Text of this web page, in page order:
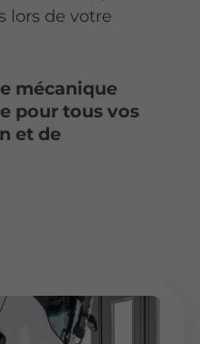
lors de votre
mécanique
pour tous vos
et de